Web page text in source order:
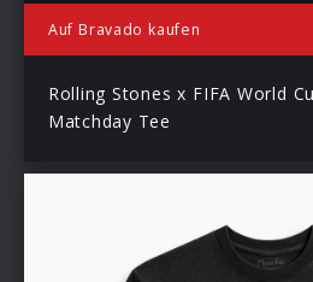
Auf Bravado kaufen
Rolling Stones x FIFA World
Matchday Tee